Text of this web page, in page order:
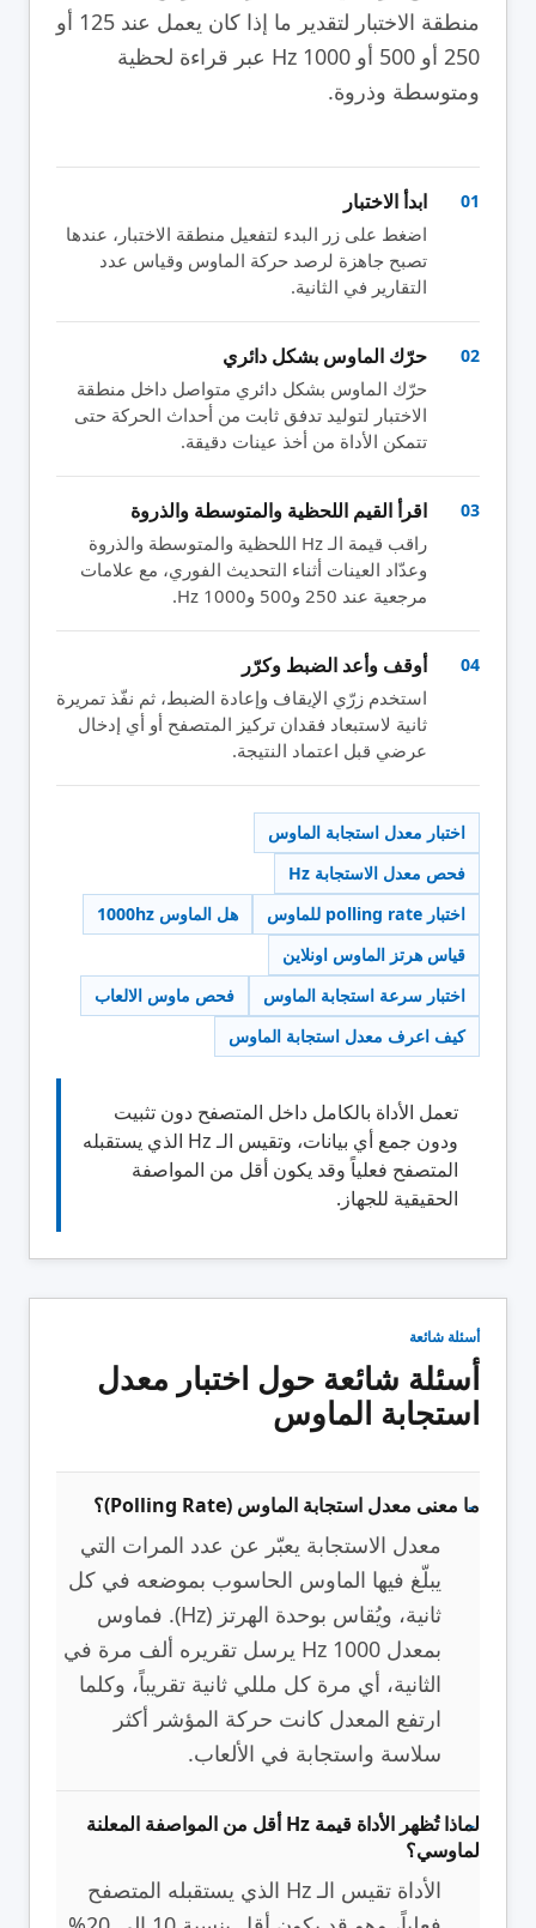
منطقة الاختبار لتقدير ما إذا كان يعمل عند 125 أو
250 أو 500 أو 1000 Hz عبر قراءة لحظية
ومتوسطة وذروة.
01 ابدأ الاختبار
اضغط على زر البدء لتفعيل منطقة الاختبار، عندها
تصبح جاهزة لرصد حركة الماوس وقياس عدد
التقارير في الثانية.
02 حرّك الماوس بشكل دائري
حرّك الماوس بشكل دائري متواصل داخل منطقة
الاختبار لتوليد تدفق ثابت من أحداث الحركة حتى
تتمكن الأداة من أخذ عينات دقيقة.
03 اقرأ القيم اللحظية والمتوسطة والذروة
راقب قيمة الـ Hz اللحظية والمتوسطة والذروة
وعدّاد العينات أثناء التحديث الفوري، مع علامات
مرجعية عند 250 و500 و1000 Hz.
04 أوقف وأعد الضبط وكرّر
استخدم زرّي الإيقاف وإعادة الضبط، ثم نفّذ تمريرة
ثانية لاستبعاد فقدان تركيز المتصفح أو أي إدخال
عرضي قبل اعتماد النتيجة.
اختبار معدل استجابة الماوس
فحص معدل الاستجابة Hz
اختبار polling rate للماوس
هل الماوس 1000hz
قياس هرتز الماوس اونلاين
اختبار سرعة استجابة الماوس
فحص ماوس الالعاب
كيف اعرف معدل استجابة الماوس
تعمل الأداة بالكامل داخل المتصفح دون تثبيت
ودون جمع أي بيانات، وتقيس الـ Hz الذي يستقبله
المتصفح فعلياً وقد يكون أقل من المواصفة
الحقيقية للجهاز.
أسئلة شائعة
أسئلة شائعة حول اختبار معدل
استجابة الماوس
ما معنى معدل استجابة الماوس (Polling Rate)؟
معدل الاستجابة يعبّر عن عدد المرات التي
يبلّغ فيها الماوس الحاسوب بموضعه في كل
ثانية، ويُقاس بوحدة الهرتز (Hz). فماوس
بمعدل 1000 Hz يرسل تقريره ألف مرة في
الثانية، أي مرة كل مللي ثانية تقريباً، وكلما
ارتفع المعدل كانت حركة المؤشر أكثر
سلاسة واستجابة في الألعاب.
لماذا تُظهر الأداة قيمة Hz أقل من المواصفة المعلنة
لماوسي؟
الأداة تقيس الـ Hz الذي يستقبله المتصفح